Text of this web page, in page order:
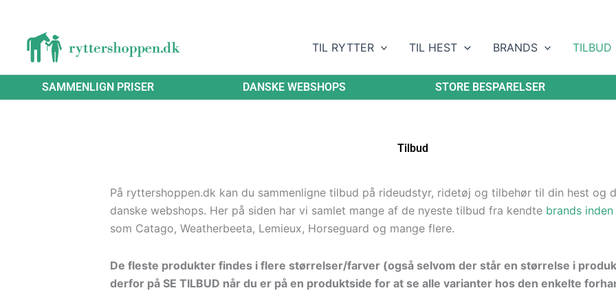
indholdet
TIL RYTTER TIL HEST BRANDS TILBUD
SAMMENLIGN PRISER DANSKE WEBSHOPS STORE BESPARELSER
Tilbud
På ryttershoppen.dk kan du sammenligne tilbud på rideudstyr, ridetøj og tilbehør til din hest og
danske webshops. Her på siden har vi samlet mange af de nyeste tilbud fra kendte brands
som Catago, Weatherbeeta, Lemieux, Horseguard og mange flere.
De fleste produkter findes i flere størrelser/farver (også selvom der står en størrelse i
derfor på SE TILBUD når du er på en produktside for at se alle varianter hos den enkelte